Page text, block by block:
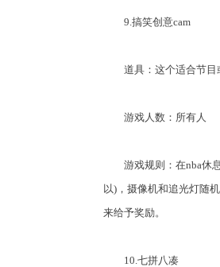
9.搞笑创意cam
道具：这个适合节目
游戏人数：所有人
游戏规则：在nba休息
以)，摄像机和追光灯随
来给予奖励。
10.七拼八凑